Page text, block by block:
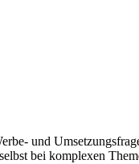
und
bei komplexen